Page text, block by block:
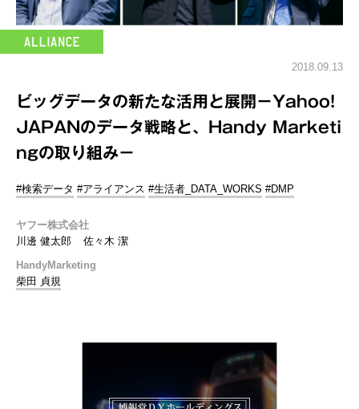
2018.09.13
ビッグデータの新たな活用と展開－Yahoo!
JAPANのデータ戦略と、Handy Marketi
ngの取り組み－
#検索データ #アライアンス #生活者_DATA_WORKS #DMP
ヤフー株式会社
川邊 健太郎
佐々木 潔
HandyMarketing
柴田 貞規